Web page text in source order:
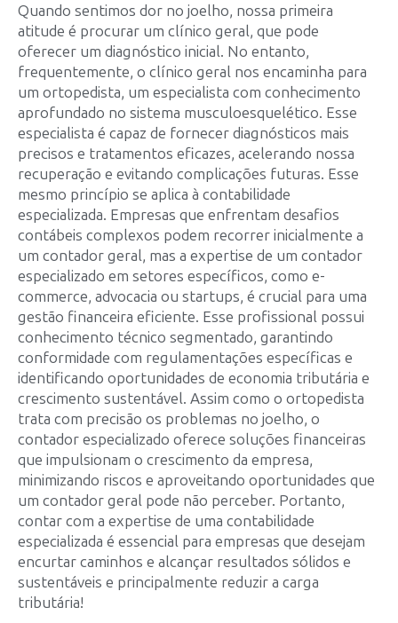
Quando sentimos dor no joelho, nossa primeira
atitude é procurar um clínico geral, que pode
oferecer um diagnóstico inicial. No entanto,
frequentemente, o clínico geral nos encaminha para
um ortopedista, um especialista com conhecimento
aprofundado no sistema musculoesquelético. Esse
especialista é capaz de fornecer diagnósticos mais
precisos e tratamentos eficazes, acelerando nossa
recuperação e evitando complicações futuras. Esse
mesmo princípio se aplica à contabilidade
especializada. Empresas que enfrentam desafios
contábeis complexos podem recorrer inicialmente a
um contador geral, mas a expertise de um contador
especializado em setores específicos, como e-
commerce, advocacia ou startups, é crucial para uma
gestão financeira eficiente. Esse profissional possui
conhecimento técnico segmentado, garantindo
conformidade com regulamentações específicas e
identificando oportunidades de economia tributária e
crescimento sustentável. Assim como o ortopedista
trata com precisão os problemas no joelho, o
contador especializado oferece soluções financeiras
que impulsionam o crescimento da empresa,
minimizando riscos e aproveitando oportunidades que
um contador geral pode não perceber. Portanto,
contar com a expertise de uma contabilidade
especializada é essencial para empresas que desejam
encurtar caminhos e alcançar resultados sólidos e
sustentáveis e principalmente reduzir a carga
tributária!